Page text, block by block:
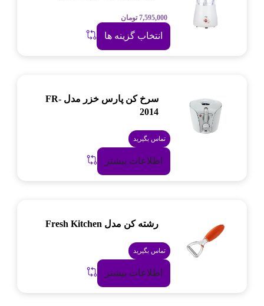
7,595,000 تومان
انتخاب گزینه ها
سرخ کن پارس خزر مدل FR-
2014
تماس بگیرید
اطلاعات بیشتر
رشته کن مدل Fresh Kitchen
تماس بگیرید
اطلاعات بیشتر